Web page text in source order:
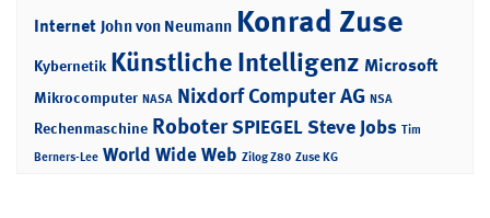
Internet John von Neumann Konrad Zuse
Kybernetik Künstliche Intelligenz Microsoft
Mikrocomputer NASA Nixdorf Computer AG NSA
Rechenmaschine RoboterSPIEGELSteve Jobs Tim
Berners-Lee World Wide Web Zilog Z80 Zuse KG